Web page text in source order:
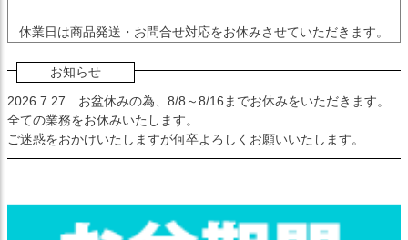
休業日は商品発送・お問合せ対応をお休みさせていただきます。
お知らせ
2026.7.27 お盆休みの為、8/8～8/16までお休みをいただきます。
全ての業務をお休みいたします。
ご迷惑をおかけいたしますが何卒よろしくお願いいたします。